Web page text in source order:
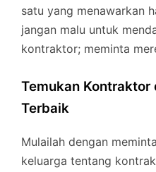
satu yang menawarkan
jangan malu untuk
kontraktor; meminta
Temukan Kontraktor
Terbaik
Mulailah dengan
keluarga tentang